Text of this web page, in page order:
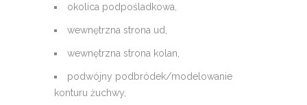
okolica podpośladkowa,
wewnętrzna strona ud,
wewnętrzna strona kolan,
podwójny podbródek/modelowanie
konturu żuchwy,